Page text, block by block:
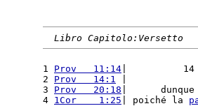
Libro Capitolo:Versetto
1 Prov   11:14 |          14
2 Prov   14:1 |
3 Prov   20:18 |
4 1Cor    1:25 | poiché la